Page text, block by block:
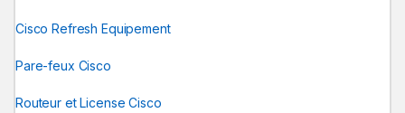
Cisco Refresh Equipement
Pare-feux Cisco
Routeur et License Cisco